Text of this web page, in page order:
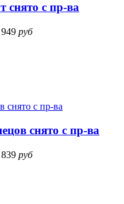
с пр-ва
949 руб
снято с пр-ва
839 руб